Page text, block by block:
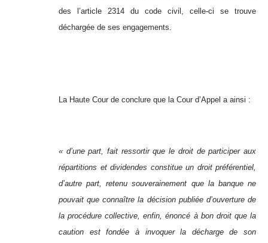
des l’article 2314 du code civil, celle-ci se trouve
déchargée de ses engagements.
La Haute Cour de conclure que la Cour d’Appel a ainsi :
« d’une part, fait ressortir que le droit de participer aux
répartitions et dividendes constitue un droit préférentiel,
d’autre part, retenu souverainement que la banque ne
pouvait que connaître la décision publiée d’ouverture de
la procédure collective, enfin, énoncé à bon droit que la
caution est fondée à invoquer la décharge de son